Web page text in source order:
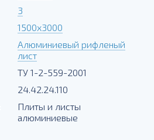
3
1500х3000
Алюминиевый рифленый
лист
ТУ 1-2-559-2001
24.42.24.110
Плиты и листы
алюминиевые